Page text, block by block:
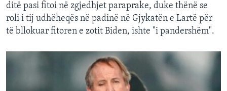
ditë pasi fitoi në zgjedhjet paraprake, duke thënë se
roli i tij udhëheqës në padinë në Gjykatën e Lartë për
të bllokuar fitoren e zotit Biden, ishte "i pandershëm".